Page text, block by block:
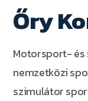
Őry
Motorsport- és
nemzetközi
szimulátor